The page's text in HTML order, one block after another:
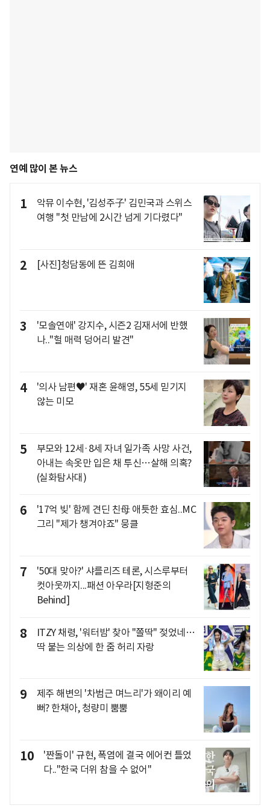
연예 많이 본 뉴스
1
악뮤 이수현, '김성주子' 김민국과 스위스
여행 "첫 만남에 2시간 넘게 기다렸다"
2 [사진]청담동에 뜬 김희애
3
'모솔연애' 강지수, 시즌2 김재서에 반했
나.."헐 매력 덩어리 발견"
4
'의사 남편♥' 재혼 윤해영, 55세 믿기지
않는 미모
5
부모와 12세·8세 자녀 일가족 사망 사건,
아내는 속옷만 입은 채 투신…살해 의혹?
(실화탐사대)
6
'17억 빚' 함께 견딘 친母 애틋한 효심..MC
그리 "제가 챙겨야죠" 뭉클
7
'50대 맞아?' 샤를리즈 테론, 시스루부터
컷아웃까지...패션 아우라[지형준의
Behind]
8
ITZY 채령, '워터밤' 찾아 "쫄딱" 젖었네…
딱 붙는 의상에 한 줌 허리 자랑
9
제주 해변의 '차범근 며느리'가 왜이리 예
뻐? 한채아, 청량미 뿜뿜
10
'짠돌이' 규현, 폭염에 결국 에어컨 틀었
다.."한국 더위 참을 수 없어"